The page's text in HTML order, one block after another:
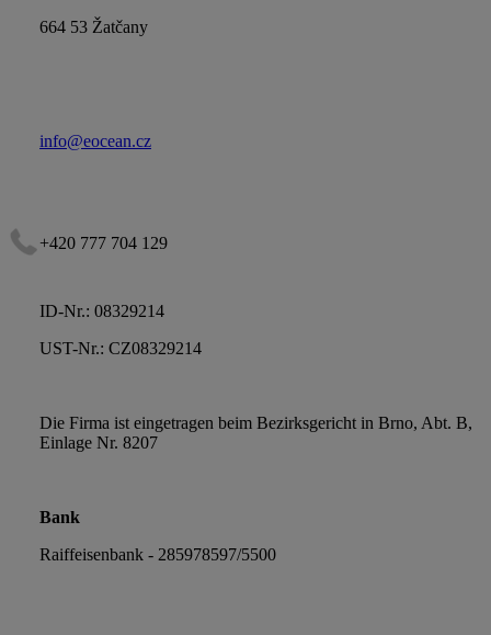
664 53 Žatčany
info@eocean.cz
+420 777 704 129
ID-Nr.: 08329214
UST-Nr.: CZ08329214
Die Firma ist eingetragen beim Bezirksgericht in Brno, Abt. B,
Einlage Nr. 8207
Bank
Raiffeisenbank - 285978597/5500